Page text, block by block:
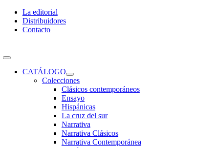
Skip
content
La editorial
Distribuidores
Contacto
Toggle
NavigationCATÁLOGO
Colecciones
Clásicos contemporáneos
Ensayo
Hispánicas
La cruz del sur
Narrativa
Narrativa Clásicos
Narrativa Contemporánea